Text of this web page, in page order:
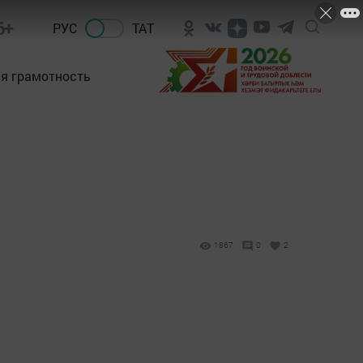
РУС ТАТ
грамотность
1867 0 2